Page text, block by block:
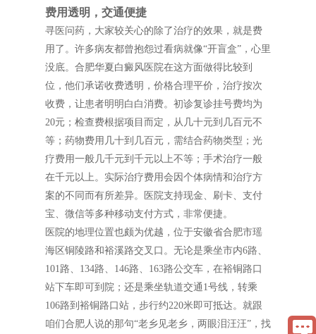
费用透明，交通便捷
寻医问药，大家较关心的除了治疗的效果，就是费
用了。许多病友都曾抱怨过看病就像“开盲盒”，心里
没底。合肥华夏白癜风医院在这方面做得比较到
位，他们承诺收费透明，价格合理平价，治疗按次
收费，让患者明明白白消费。初诊复诊挂号费均为
20元；检查费根据项目而定，从几十元到几百元不
等；药物费用几十到几百元，需结合药物类型；光
疗费用一般几千元到千元以上不等；手术治疗一般
在千元以上。实际治疗费用会因个体病情和治疗方
案的不同而有所差异。医院支持现金、刷卡、支付
宝、微信等多种移动支付方式，非常便捷。
医院的地理位置也颇为优越，位于安徽省合肥市瑶
海区铜陵路和裕溪路交叉口。无论是乘坐市内6路、
101路、134路、146路、163路公交车，在裕铜路口
站下车即可到院；还是乘坐轨道交通1号线，转乘
106路到裕铜路口站，步行约220米即可抵达。就跟
咱们合肥人说的那句“老乡见老乡，两眼泪汪汪”，找